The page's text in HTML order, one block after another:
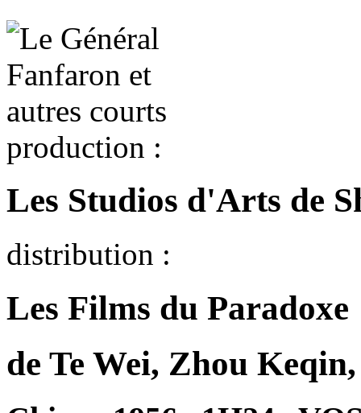
production :
Les Studios d'Arts de
distribution :
Les Films du Paradoxe
de Te Wei, Zhou